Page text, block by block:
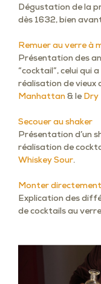
Dégustation de la
dès 1632, bien
Remuer au verre à
Présentation des
“cocktail”, celui qui
réalisation de vieux
Manhattan & le
Secouer au shaker
Présentation d’un
réalisation de
Whiskey Sour.
Monter
Explication des
de cocktails au